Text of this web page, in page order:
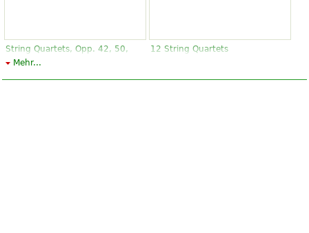
String Quartets, Opp. 42, 50,
and 54
12 String Quartets
Mehr...